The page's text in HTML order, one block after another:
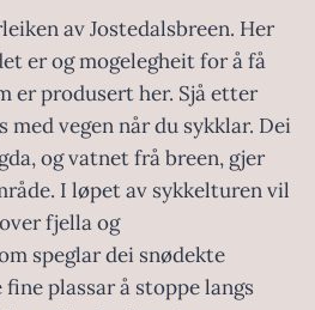
av Jostedalsbreen. Her
er og mogelegheit for å få
er produsert her. Sjå etter
vegen når du sykklar. Dei
og vatnet frå breen, gjer
I løpet av sykkelturen vil
fjella og
speglar dei snødekte
plassar å stoppe langs